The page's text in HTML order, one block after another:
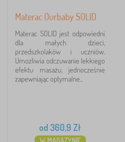
Materac Ourbaby SOLID
Materac SOLID jest odpowiedni
dla małych dzieci,
przedszkolaków i uczniów.
Umożliwia odczuwanie lekkiego
efektu masażu, jednocześnie
zapewniając optymalne...
od 360,9 Zł
W MAGAZYNIE